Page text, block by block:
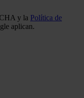
y la Política de
aplican.